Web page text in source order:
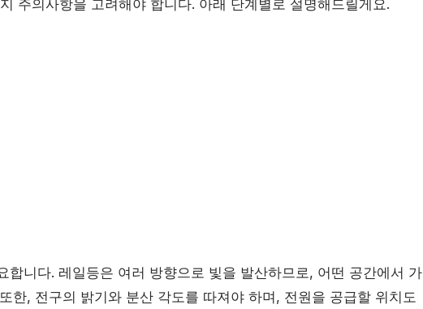
주의사항을 고려해야 합니다. 아래 단계별로 설명해드릴게요.
합니다. 레일등은 여러 방향으로 빛을 발산하므로, 어떤 공간에서 가
한, 전구의 밝기와 분산 각도를 따져야 하며, 전원을 공급할 위치도